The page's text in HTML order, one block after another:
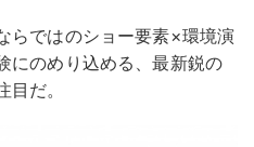
らではのショー要素×環境演
にのめり込める、最新鋭の
だ。